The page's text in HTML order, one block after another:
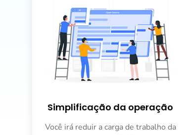
Simplificação da operação
Você irá reduir a carga de trabalho da